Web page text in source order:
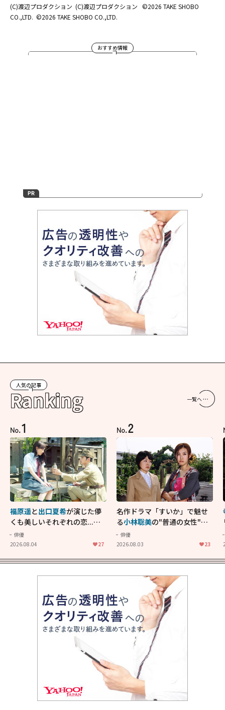
(C)渡辺プロダクション (C)渡辺プロダクション ©2026 TAKE SHOBO
CO.,LTD. ©2026 TAKE SHOBO CO.,LTD.
おすすめ情報
人気の記事
Ranking 一覧へ
No.1
福原遥と出口夏希が演じた儚
くも美しいそれぞれの恋...生
きることの尊さを教えてくれ
た映画「あの花が咲く丘で、
俳優
2026.08.04
27
No.2
名作ドラマ「すいか」で魅せ
る小林聡美の"普通の女性"が
大人に刺さる...映画「かもめ
食堂」にも通じる静かな芝居
俳優
2026.08.03
23